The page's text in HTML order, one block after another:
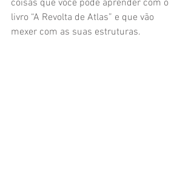
coisas que você pode aprender com o
livro “A Revolta de Atlas” e que vão
mexer com as suas estruturas.